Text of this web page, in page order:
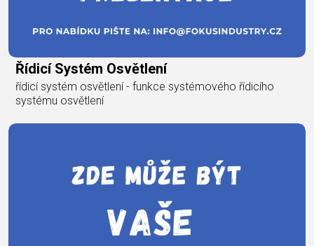
Řídicí Systém Osvětlení
řídicí systém osvětlení - funkce systémového řídicího
systému osvětlení